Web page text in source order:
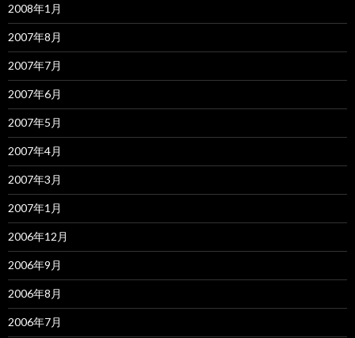
2008年1月
2007年8月
2007年7月
2007年6月
2007年5月
2007年4月
2007年3月
2007年1月
2006年12月
2006年9月
2006年8月
2006年7月